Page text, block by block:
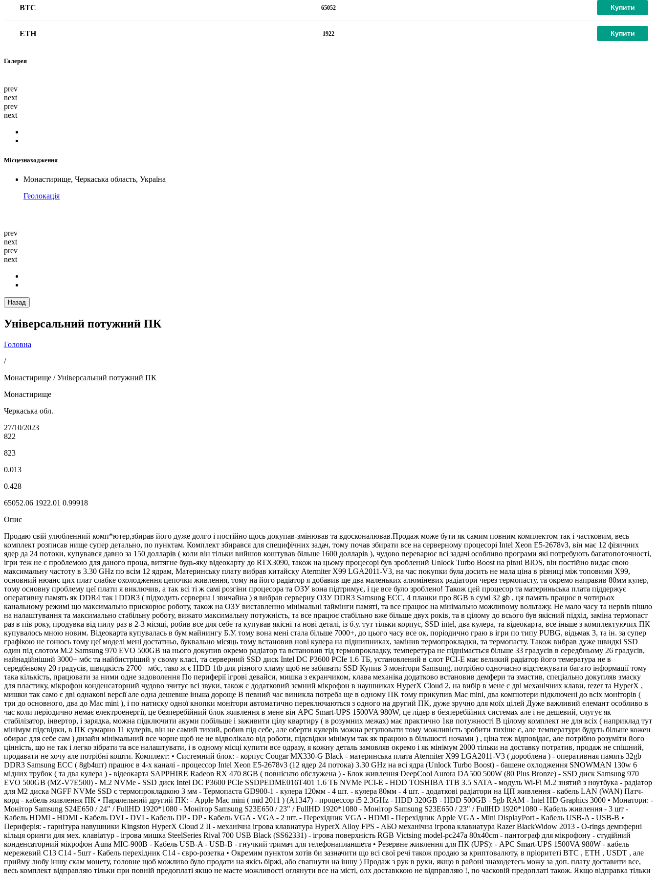
BTC 65052 Купити
ETH 1922 Купити
Галерея
prev
next
prev
next
Місцезнаходження
Монастирище, Черкаська область, Україна
Геолокація
prev
next
prev
next
Назад
Універсальний потужний ПК
Головна
/
Монастирище / Універсальний потужний ПК
Монастирище
Черкаська обл.
27/10/2023
822
823
0.013
0.428
65052.06 1922.01 0.99918
Опис
Продаю свій улюбленний комп*ютер,збирав його дуже долго і постійно щось докупав-змінював та вдосконалював.Продаж може бути як самим повним комплектом так і частковим, весь
комплект розписав нище супер детально, по пунктам. Комплект збирався для специфічних задач, тому почав збирати все на серверному процесорі Intel Xeon E5-2678v3, він має 12 фізичних
ядер да 24 потоки, купувався давно за 150 долларів ( коли він тільки вийшов коштував більше 1600 долларів ), чудово переварює всі задачі особливо програми які потребують багатопоточності,
ігри теж не є проблемою для даного проца, витягне будь-яку відеокарту до RTX3090, також на цьому процесорі був зроблений Unlock Turbo Boost на рівні BIOS, він постійно видає свою
максимальну частоту в 3.30 GHz по всім 12 ядрам, Материнську плату вибрав китайску Atermiter X99 LGA2011-V3, на час покупки була досить не мала ціна в різниці між топовими X99,
основний нюанс цих плат слабке охолодження цепочки живлення, тому на його радіатор я добавив ще два маленьких алюміневих радіатори через термопасту, та окремо направив 80мм кулер,
тому основну проблему цеї плати я виключив, а так всі ті ж самі розгіни процесора та ОЗУ вона підтримує, і це все було зроблено! Також цей процесор та материньська плата піддержує
оперативну память як DDR4 так і DDR3 ( підходить серверна і звичайна ) я вибрав серверну ОЗУ DDR3 Samsung ECC, 4 планки про 8GB в сумі 32 gb , ця память працює в чотирьох
канальному режимі що максимально прискорює роботу, також на ОЗУ виставленно мінімальні таймінги памяті, та все працює на мінімально можливому вольтажу. Не мало часу та нервів пішло
на налаштування та максимально стабільну роботу, вижато максимальну потужність, та все працює стабільно вже більше двух років, та в цілому до всього був якісний підхід, заміна термопаст
раз в пів року, продувка від пилу раз в 2-3 місяці, робив все для себе та купував якісні та нові деталі, із б.у. тут тільки корпус, SSD intel, два кулера, та відеокарта, все іньше з комплектуючих ПК
купувалось мною новим. Відеокарта купувалась в бум майнингу Б.У. тому вона мені стала більше 7000+, до цього часу все ок, поріодично граю в ігри по типу PUBG, відьмак 3, та ін. за супер
графікою не гонюсь тому цеї моделі мені достатньо, буквально місяць тому встановив нові кулера на підшипниках, замінив термопрокладки, та термопасту. Також вибрав дуже швидкі SSD
один під слотом M.2 Samsung 970 EVO 500GB на нього докупив окремо радіатор та встановив тід термопрокладку, темперетура не піднімається більше 33 градусів в середбньому 26 градусів,
найнадійніший 3000+ мбс та найбистріший у свому класі, та серверний SSD диск Intel DC P3600 PCIe 1.6 ТБ, установлений в слот PCI-E має великий радіатор його темература не в
середбньому 20 градусів, швидкість 2700+ мбс, тако ж є HDD 1tb для різного хламу щоб не забивати SSD Купив 3 монітори Samsung, потрібно одночасно відстежувати багато інформації тому
така кількість, працювати за ними одне задоволення По периферії ігрові девайси, мишка з екранчиком, клава механіка додатково встановив демфери та змастив, спеціально докупляв змаску
для пластику, мікрофон конденсаторний чудово зчитує всі звуки, також є додатковий зємний мікрофон в наушниках HyperX Cloud 2, на вибір в мене є дві механічних клави, rezer та HyperX ,
мишки так само є дві однакові версії але одна дешевше іньша дороще В певний час виникла потреба ще в одному ПК тому прикупив Mac mini, два компютери підключені до всіх моніторів (
три до основного, два до Mac mini ), і по натиску одної кнопки монітори автоматично переключаються з одного на другий ПК, дуже зручно для моїх цілей Дуже важливий елемант особливо в
час коли періодично немає електроенергії, це безперебійний блок живлення в мене він APC Smart-UPS 1500VA 980W, це лідер в безперебійних системах але і не дешевий, слугує як
стабілізатор, інвертор, і зарядка, можна підключити акуми побільше і заживити цілу квартиру ( в розумних межах) має практично 1кв потужності В цілому комплект не для всіх ( наприклад тут
мінімум підсвідки, в ПК сумарно 11 кулерів, він не самий тихий, робив під себе, але оберти кулерів можна регулювати тому можливість зробити тихіше є, але температури будуть більше кожен
обирає для себе сам ) дизайн мінімальний все чорне щоб не не відволікало від роботи, підсвідки мінімум так як працюю в більшості ночами ) , ціна теж відповідає, але потрібно розуміти його
цінність, що не так і легко зібрати та все налаштувати, і в одному місці купити все одразу, я кожну деталь замовляв окремо і як мінімум 2000 тільки на доставку потратив, продаж не спішний,
продавати не хочу але потрібні кошти. Комплект: • Системний блок: - корпус Cougar MX330-G Black - материнська плата Atermiter X99 LGA2011-V3 ( дороблена ) - оперативная память 32gb
DDR3 Samsung ECC ( 8gb4шт) працює в 4-х каналі - процессор Intel Xeon E5-2678v3 (12 ядер 24 потока) 3.30 GHz на всі ядра (Unlock Turbo Boost) - башене охлодження SNOWMAN 130w 6
мідних трубок ( та два кулера ) - відеокарта SAPPHIRE Radeon RX 470 8GB ( повнісьтю обслужена ) - Блок живлення DeepCool Aurora DA500 500W (80 Plus Bronze) - SSD диск Samsung 970
EVO 500GB (MZ-V7E500) - M.2 NVMe - SSD диск Intel DC P3600 PCIe SSDPEDME016T401 1.6 ТБ NVMe PCI-E - HDD TOSHIBA 1TB 3.5 SATA - модуль Wi-Fi M.2 знятий з ноутбука - радіатор
для М2 диска NGFF NVMe SSD с термопрокладкою 3 мм - Термопаста GD900-1 - кулера 120мм - 4 шт. - кулера 80мм - 4 шт. - додаткові радіатори на ЦП живлення - кабель LAN (WAN) Патч-
корд - кабель живлення ПК • Паралельний другий ПК: - Apple Mac mini ( mid 2011 ) (A1347) - процессор i5 2.3GHz - HDD 320GB - HDD 500GB - 5gb RAM - Intel HD Graphics 3000 • Монатори: -
Монітор Samsung S24E650 / 24" / FullHD 1920*1080 - Монітор Samsung S23E650 / 23" / FullHD 1920*1080 - Монітор Samsung S23E650 / 23" / FullHD 1920*1080 - Кабель живлення - 3 шт -
Кабель HDMI - HDMI - Кабель DVI - DVI - Кабель DP - DP - Кабель VGA - VGA - 2 шт. - Перехідник VGA - HDMI - Перехідник Apple VGA - Mini DisplayPort - Кабель USB-A - USB-B •
Периферія: - гарнітура навушники Kingston HyperX Cloud 2 II - механічна ігрова клавиатура HyperX Alloy FPS - АБО механічна ігрова клавиатура Razer BlackWidow 2013 - O-rings демпферні
кільця оринги для мех. клавіатур - iгрова мишка SteelSeries Rival 700 USB Black (SS62331) - ігрова поверхність RGB Victsing model-pc247a 80x40cm - пантограф для мікрофону - студійний
конденсаторний мікрофон Auna MIC-900B - Кабель USB-A - USB-B - гнучкий тримач для телефонапланшета • Резервне живлення для ПК (UPS): - APC Smart-UPS 1500VA 980W - кабель
мережевий C13 C14 - 5шт - Кабель перехідник C14 - євро-розетка • Окремим пунктом хотів би зазначити що всі свої речі також продаю за криптовалюту, в пріоритеті BTC , ETH , USDT , але
прийму любу іншу скам монету, головне щоб можливо було продати на якісь біржі, або свапнути на іншу ) Продаж з рук в руки, якщо в районі знаходетесь можу за доп. плату доставити все,
весь комплект відправляю тільки при повній предоплаті якщо не маєте можливості оглянути все на місті, олх доставккою не відправляю !, по часковій предоплаті також. Якщо відправка тільки